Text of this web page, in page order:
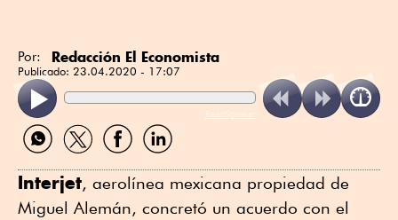
Por: Redacción El Economista
Publicado: 23.04.2020 - 17:07
ReadSpeaker
Compartir
por
Compartir
por
Compartir
por
Compartir
por
Interjet, aerolínea mexicana propiedad de
Miguel Alemán, concretó un acuerdo con el